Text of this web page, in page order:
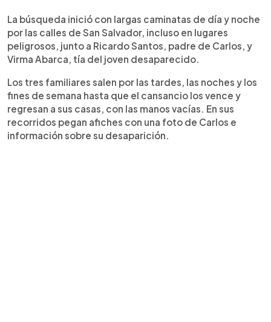
La búsqueda inició con largas caminatas de día y noche
por las calles de San Salvador, incluso en lugares
peligrosos, junto a Ricardo Santos, padre de Carlos, y
Virma Abarca, tía del joven desaparecido.
Los tres familiares salen por las tardes, las noches y los
fines de semana hasta que el cansancio los vence y
regresan a sus casas, con las manos vacías. En sus
recorridos pegan afiches con una foto de Carlos e
información sobre su desaparición.